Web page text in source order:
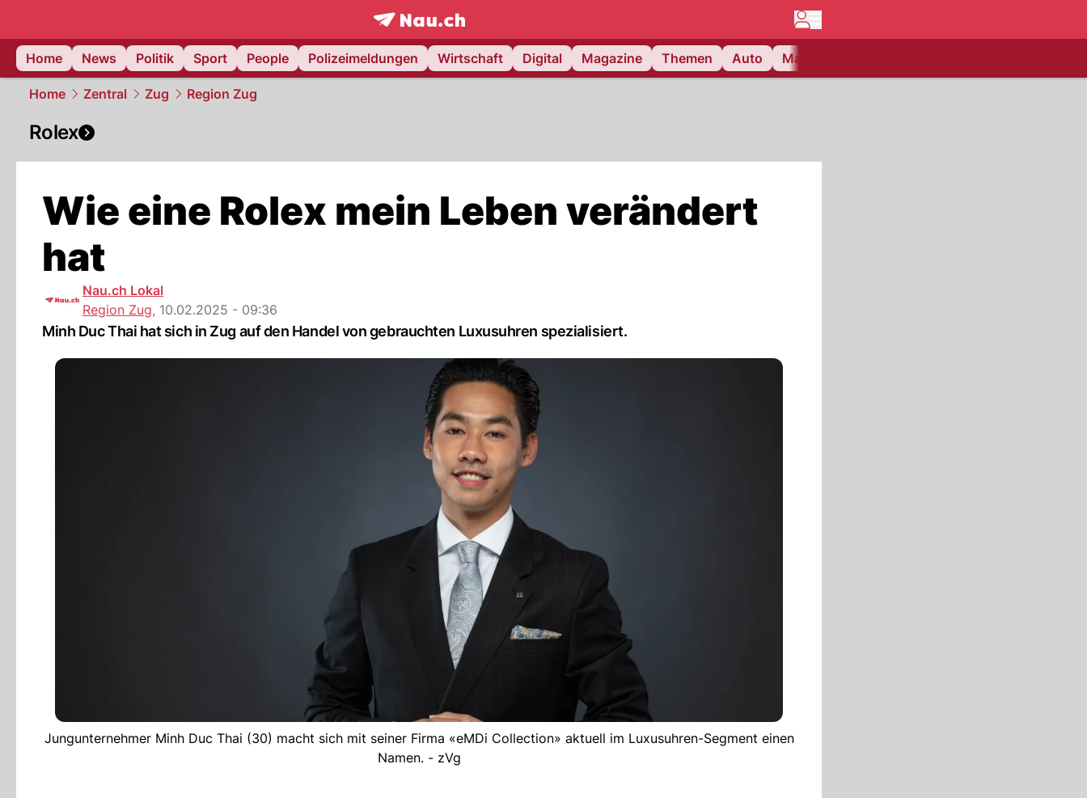
frontpage.NAU.ch
Home
News Politik Sport People Polizeimeldungen Wirtschaft Digital Magazine Themen Auto Matchcenter
Home Zentral Zug Region Zug
Rolex
Wie eine Rolex mein Leben verändert
hat
Nau.ch Lokal
Region Zug, 10.02.2025 - 09:36
Minh Duc Thai hat sich in Zug auf den Handel von gebrauchten Luxusuhren spezialisiert.
Jungunternehmer Minh Duc Thai (30) macht sich mit seiner Firma «eMDi Collection» aktuell im Luxusuhren-Segment einen
Namen. - zVg